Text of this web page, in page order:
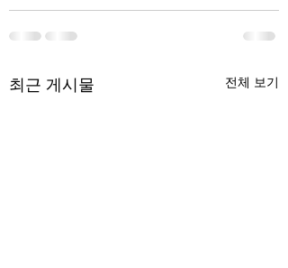
최근 게시물 전체 보기